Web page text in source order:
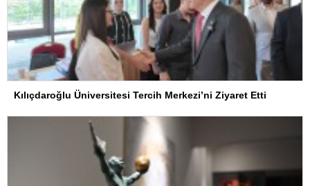
Kılıçdaroğlu Üniversitesi Tercih Merkezi’ni Ziyaret Etti